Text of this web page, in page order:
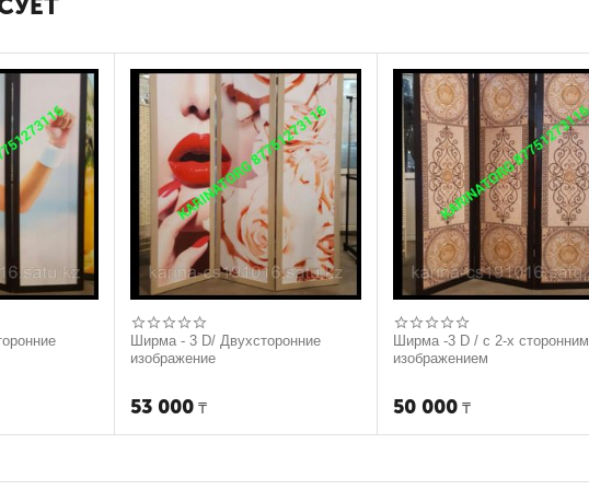
Ширма - 3 D/ Двухсторонние
изображение
53 000 ₸
Ширма -3 D / c 2-х сторонним
изображением
50 000 ₸